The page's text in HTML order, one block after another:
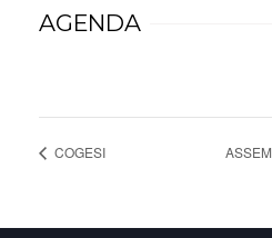
AGENDA
COGESI